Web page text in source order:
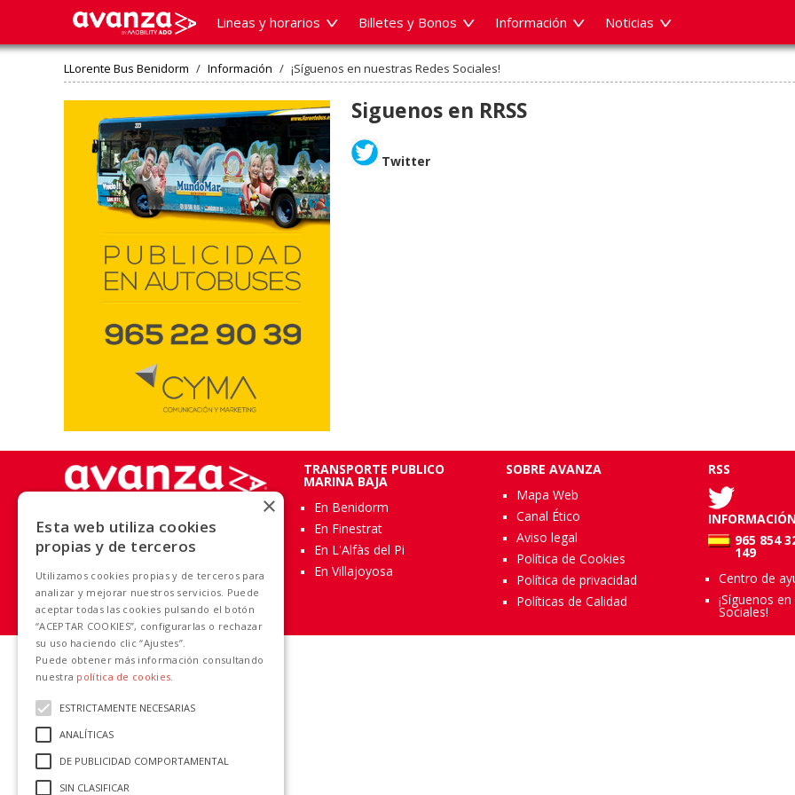
Lineas y horarios Billetes y Bonos Información Noticias
LLorente Bus Benidorm / Información / ¡Síguenos en nuestras Redes Sociales!
Siguenos en RRSS
Twitter
Acerca de Avanza Grupo
TRANSPORTE PUBLICO
MARINA BAJA
En Benidorm
En Finestrat
En L'Alfàs del Pi
En Villajoyosa
SOBRE AVANZA
Mapa Web
Canal Ético
Aviso legal
Política de Cookies
Política de privacidad
Políticas de Calidad
RSS
INFORMACIÓN
965 854
149
Centro de
¡Síguenos
Sociales!
×
Esta web utiliza cookies
propias y de terceros
Utilizamos cookies propias y de terceros para
analizar y mejorar nuestros servicios. Puede
aceptar todas las cookies pulsando el botón
“ACEPTAR COOKIES”, configurarlas o rechazar
su uso haciendo clic “Ajustes”.
Puede obtener más información consultando
nuestra política de cookies.
ESTRICTAMENTE NECESARIAS
ANALÍTICAS
DE PUBLICIDAD COMPORTAMENTAL
SIN CLASIFICAR